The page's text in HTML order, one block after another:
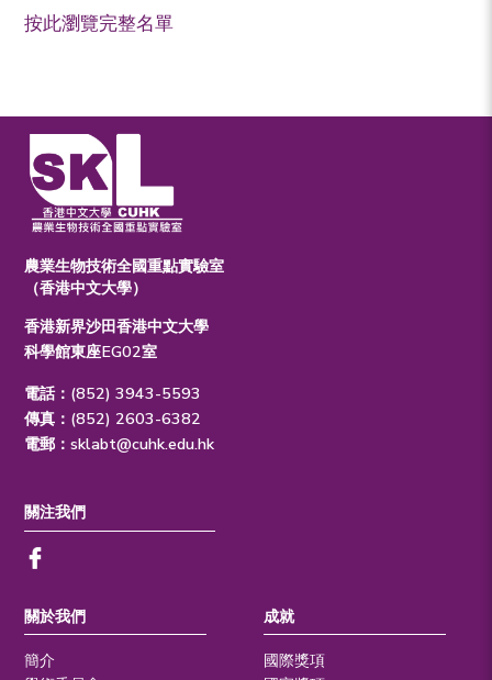
按此瀏覽完整名單
農業生物技術全國重點實驗室
（香港中文大學）
香港新界沙田香港中文大學
科學館東座EG02室
電話：(852) 3943-5593
傳真：(852) 2603-6382
電郵：sklabt@cuhk.edu.hk
關於我們
簡介
成就
國際獎項
關注我們